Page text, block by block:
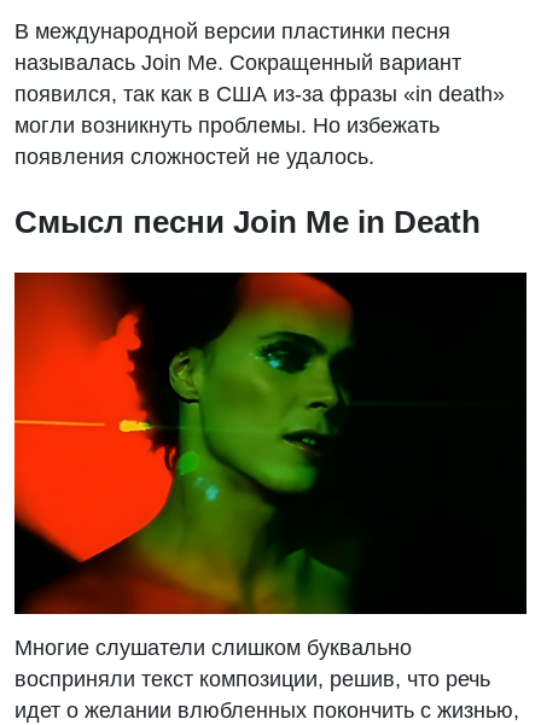
В международной версии пластинки песня
называлась Join Me. Сокращенный вариант
появился, так как в США из-за фразы «in death»
могли возникнуть проблемы. Но избежать
появления сложностей не удалось.
Смысл песни Join Me in Death
Многие слушатели слишком буквально
восприняли текст композиции, решив, что речь
идет о желании влюбленных покончить с жизнью,